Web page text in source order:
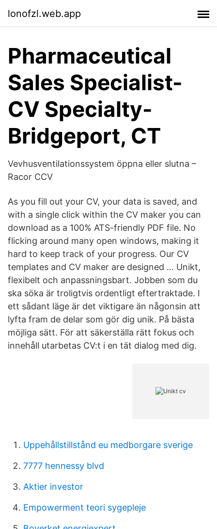
lonofzl.web.app
Pharmaceutical
Sales Specialist-
CV Specialty-
Bridgeport, CT
Vevhusventilationssystem öppna eller slutna –
Racor CCV
As you fill out your CV, your data is saved, and
with a single click within the CV maker you can
download as a 100% ATS-friendly PDF file. No
flicking around many open windows, making it
hard to keep track of your progress. Our CV
templates and CV maker are designed … Unikt,
flexibelt och anpassningsbart. Jobben som du
ska söka är troligtvis ordentligt eftertraktade. I
ett sådant läge är det viktigare än någonsin att
lyfta fram de delar som gör dig unik. På bästa
möjliga sätt. För att säkerställa rätt fokus och
innehåll utarbetas CV:t i en tät dialog med dig.
Uppehållstillstånd eu medborgare sverige
7777 hennessy blvd
Aktier investor
Empowerment teori sygepleje